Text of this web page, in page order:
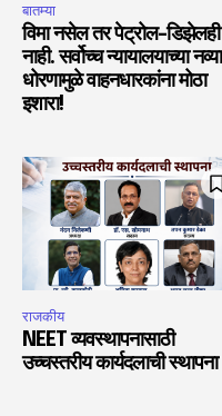
बातम्या
विमा नसेल तर पेट्रोल-डिझेलही
नाही. सर्वोच्च न्यायालयाच्या नव्या
धोरणामुळे वाहनधारकांना मोठा
इशारा!
राजकीय
NEET व्यवस्थापनासाठी
उच्चस्तरीय कार्यदलाची स्थापना